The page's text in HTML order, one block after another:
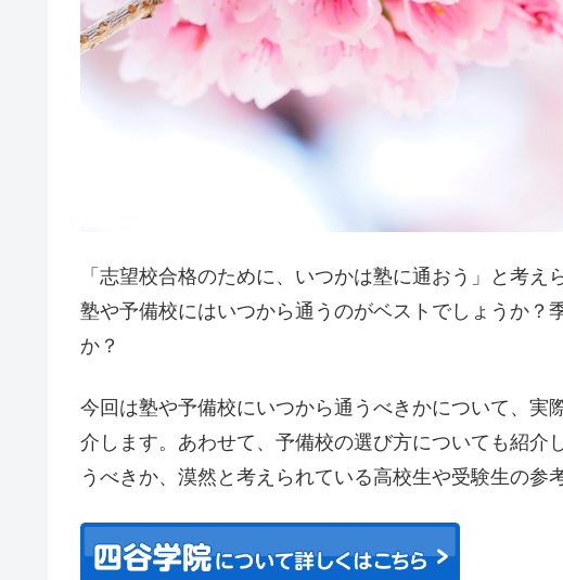
「志望校合格のために、いつかは塾に通おう」と考え
塾や予備校にはいつから通うのがベストでしょうか？
か？
今回は塾や予備校にいつから通うべきかについて、実
介します。あわせて、予備校の選び方についても紹介
うべきか、漠然と考えられている高校生や受験生の参